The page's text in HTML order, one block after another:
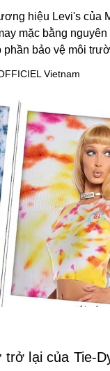
hiệu Levi's của
mặc bằng
phần bảo vệ môi
Vietnam
trở lại của Tie-